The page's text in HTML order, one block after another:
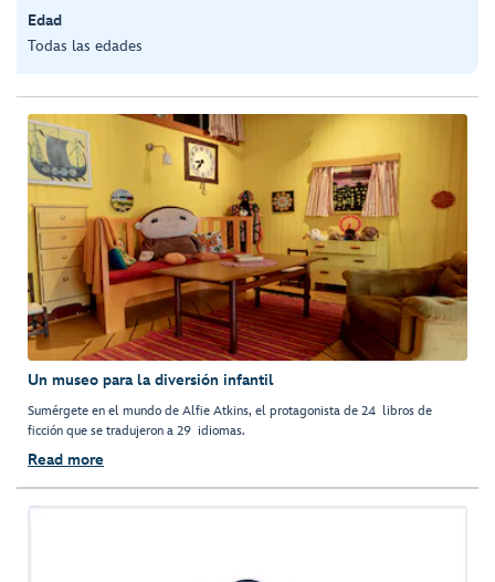
Edad
Todas las edades
Un museo para la diversión infantil
Sumérgete en el mundo de Alfie Atkins, el protagonista de 24 libros de
ficción que se tradujeron a 29 idiomas.
Read more